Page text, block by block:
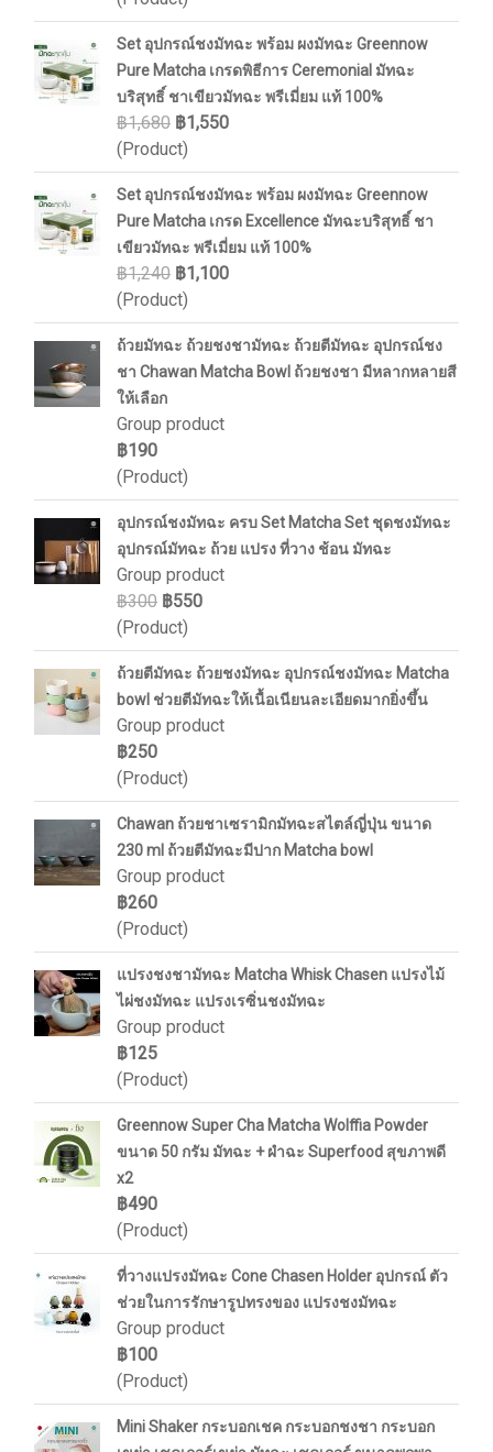
Set อุปกรณ์ชงมัทฉะ พร้อม ผงมัทฉะ Greennow
Pure Matcha เกรดพิธีการ Ceremonial มัทฉะ
บริสุทธิ์ ชาเขียวมัทฉะ พรีเมี่ยม แท้ 100%
฿1,680 ฿1,550
(Product)
Set อุปกรณ์ชงมัทฉะ พร้อม ผงมัทฉะ Greennow
Pure Matcha เกรด Excellence มัทฉะบริสุทธิ์ ชา
เขียวมัทฉะ พรีเมี่ยม แท้ 100%
฿1,240 ฿1,100
(Product)
ถ้วยมัทฉะ ถ้วยชงชามัทฉะ ถ้วยตีมัทฉะ อุปกรณ์ชง
ชา Chawan Matcha Bowl ถ้วยชงชา มีหลากหลายสี
ให้เลือก
Group product
฿190
(Product)
อุปกรณ์ชงมัทฉะ ครบ Set Matcha Set ชุดชงมัทฉะ
อุปกรณ์มัทฉะ ถ้วย แปรง ที่วาง ช้อน มัทฉะ
Group product
฿300 ฿550
(Product)
ถ้วยตีมัทฉะ ถ้วยชงมัทฉะ อุปกรณ์ชงมัทฉะ Matcha
bowl ช่วยตีมัทฉะให้เนื้อเนียนละเอียดมากยิ่งขึ้น
Group product
฿250
(Product)
Chawan ถ้วยชาเซรามิกมัทฉะสไตล์ญี่ปุ่น ขนาด
230 ml ถ้วยตีมัทฉะมีปาก Matcha bowl
Group product
฿260
(Product)
แปรงชงชามัทฉะ Matcha Whisk Chasen แปรงไม้
ไผ่ชงมัทฉะ แปรงเรซิ่นชงมัทฉะ
Group product
฿125
(Product)
Greennow Super Cha Matcha Wolffia Powder
ขนาด 50 กรัม มัทฉะ + ผำฉะ Superfood สุขภาพดี
x2
฿490
(Product)
ที่วางแปรงมัทฉะ Cone Chasen Holder อุปกรณ์ ตัว
ช่วยในการรักษารูปทรงของ แปรงชงมัทฉะ
Group product
฿100
(Product)
Mini Shaker กระบอกเชค กระบอกชงชา กระบอก